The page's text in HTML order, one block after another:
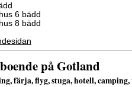
6 bädd
8 bädd
på Gotland
färja, flyg, stuga, hotell,